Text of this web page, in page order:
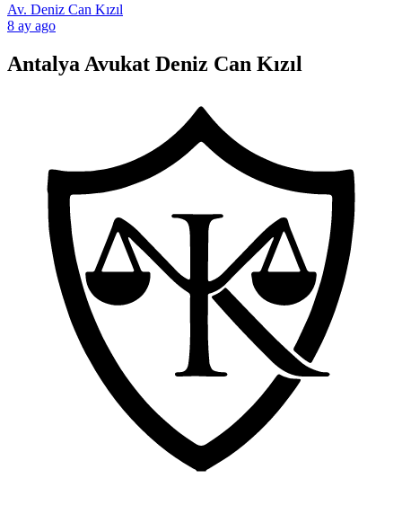
Av. Deniz Can Kızıl
8 ay ago
Antalya Avukat Deniz Can Kızıl